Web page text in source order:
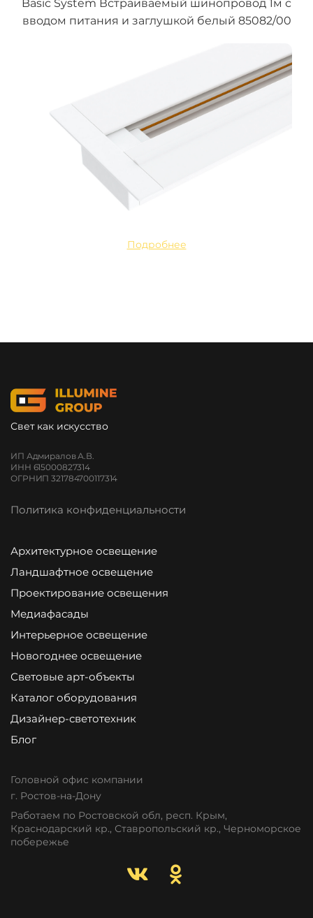
Basic System Встраиваемый шинопровод 1м с
вводом питания и заглушкой белый 85082/00
Подробнее
Свет как искусство
ИП Адмиралов А.В.
ИНН 615000827314
ОГРНИП 321784700117314
Политика конфиденциальности
Архитектурное освещение
Ландшафтное освещение
Проектирование освещения
Медиафасады
Интерьерное освещение
Новогоднее освещение
Световые арт-объекты
Каталог оборудования
Дизайнер-светотехник
Блог
Головной офис компании
г. Ростов-на-Дону
Работаем по Ростовской обл, респ. Крым,
Краснодарский кр., Ставропольский кр., Черноморское
побережье